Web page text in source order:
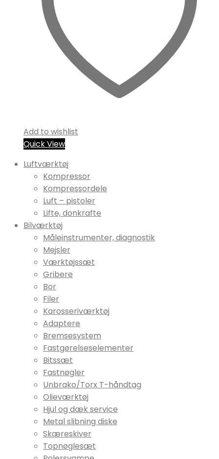
Add to wishlist
Quick View
Luftværktøj
Kompressor
Kompressordele
Luft – pistoler
Lifte, donkrafte
Bilværktøj
Måleinstrumenter, diagnostik
Mejsler
Værktøjssæt
Gribere
Bor
Filer
Karosseriværktøj
Adaptere
Bremsesystem
Fastgørelseselementer
Bitssæt
Fastnøgler
Unbrako/Torx T-håndtag
Olieværktøj
Hjul og dæk service
Metal slibning diske
Skæreskiver
Topnøglesæt